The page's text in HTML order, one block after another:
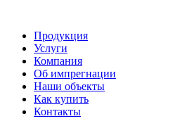
Продукция
Услуги
Компания
Об импрегнации
Наши объекты
Как купить
Контакты